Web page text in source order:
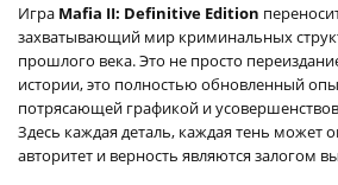
Игра Mafia II: Definitive Edition
захватывающий мир криминальных
прошлого века. Это не просто
истории, это полностью обновленный
потрясающей графикой и
Здесь каждая деталь, каждая тень может
авторитет и верность являются залогом